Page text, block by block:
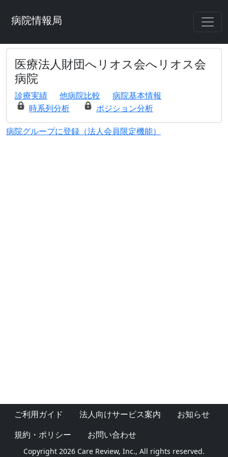
病院情報局
医療法人財団へリオス会へリオス会
病院
診療実績 他病院比較
病院基本情報
時系列分析
ポジション分析
病院グループに登録（法人会員限定機能）
ご利用ガイド 法人向けサービス案内
お知らせ
規約・ポリシー
お問い合わせ
Copyright 2026 Care Review, Inc., All rights reserved.